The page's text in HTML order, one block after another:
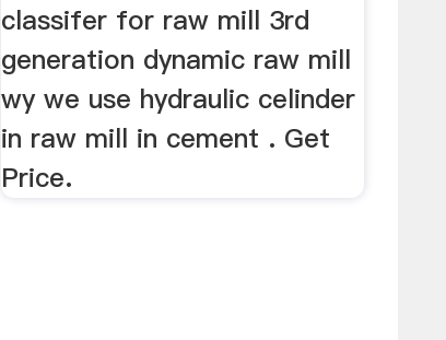
classifer for raw mill 3rd
generation dynamic raw mill
wy we use hydraulic celinder
in raw mill in cement . Get
Price.